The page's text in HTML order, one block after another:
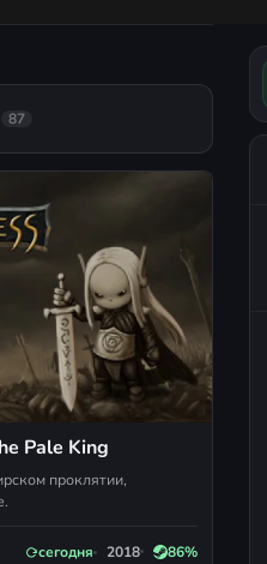
87
Pale King
проклятии,
сегодня 2018 86%